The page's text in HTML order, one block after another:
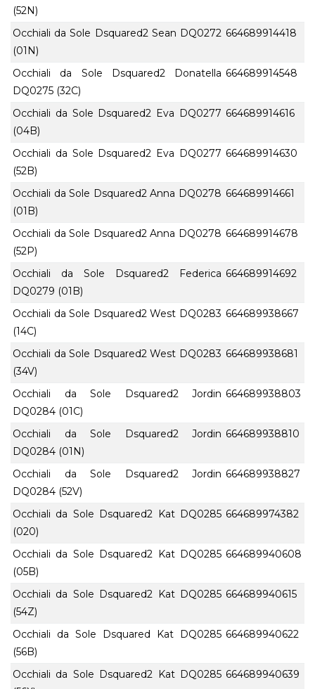
(52N)
Occhiali da Sole Dsquared2 Sean DQ0272
(01N)
664689914418
Occhiali da Sole Dsquared2 Donatella
DQ0275 (32C)
664689914548
Occhiali da Sole Dsquared2 Eva DQ0277
(04B)
664689914616
Occhiali da Sole Dsquared2 Eva DQ0277
(52B)
664689914630
Occhiali da Sole Dsquared2 Anna DQ0278
(01B)
664689914661
Occhiali da Sole Dsquared2 Anna DQ0278
(52P)
664689914678
Occhiali da Sole Dsquared2 Federica
DQ0279 (01B)
664689914692
Occhiali da Sole Dsquared2 West DQ0283
(14C)
664689938667
Occhiali da Sole Dsquared2 West DQ0283
(34V)
664689938681
Occhiali da Sole Dsquared2 Jordin
DQ0284 (01C)
664689938803
Occhiali da Sole Dsquared2 Jordin
DQ0284 (01N)
664689938810
Occhiali da Sole Dsquared2 Jordin
DQ0284 (52V)
664689938827
Occhiali da Sole Dsquared2 Kat DQ0285
(020)
664689974382
Occhiali da Sole Dsquared2 Kat DQ0285
(05B)
664689940608
Occhiali da Sole Dsquared2 Kat DQ0285
(54Z)
664689940615
Occhiali da Sole Dsquared Kat DQ0285
(56B)
664689940622
Occhiali da Sole Dsquared2 Kat DQ0285 664689940639